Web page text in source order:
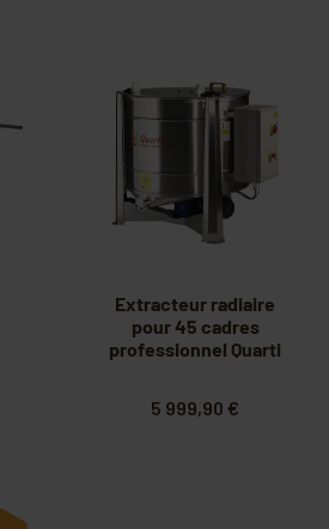
Extracteur radiaire
pour 45 cadres
professionnel Quarti
5 999,90 €